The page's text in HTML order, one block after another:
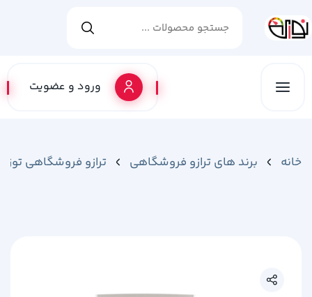
ورود و عضویت
خانه برند های ترازو فروشگاهی ترازو فروشگاهی